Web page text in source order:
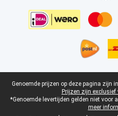
Juridische voettekst
Genoemde prijzen op deze pagina zijn
Prijzen zijn exclusief
*Genoemde levertijden gelden niet voor
meer